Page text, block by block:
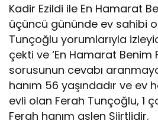
Kadir Ezildi ile En Hamarat
üçüncü gününde ev sahibi
Tunçoğlu yorumlarıyla
çekti ve ‘En Hamarat Benim
sorusunun cevabı
hanım 56 yaşındadır ve ev
evli olan Ferah Tunçoğlu, 1
Ferah hanım aslen Siirtlidir.